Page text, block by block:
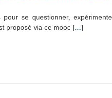
se questionner,
proposé via ce mooc […]